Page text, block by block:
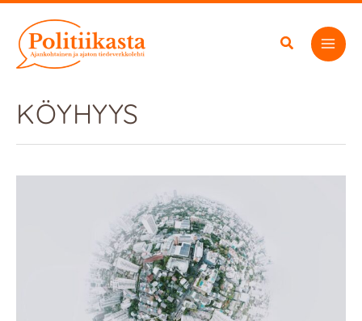
sisältöön
KÖYHYYS